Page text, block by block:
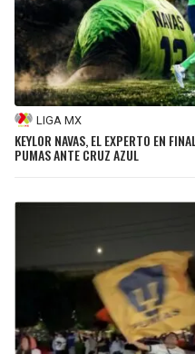
LIGA MX
KEYLOR NAVAS, EL EXPERTO EN
PUMAS ANTE CRUZ AZUL